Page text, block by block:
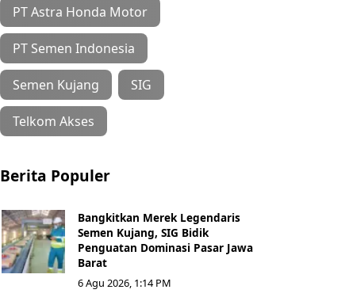
PT Astra Honda Motor
PT Semen Indonesia
Semen Kujang SIG
Telkom Akses
Berita Populer
Bangkitkan Merek Legendaris
Semen Kujang, SIG Bidik
Penguatan Dominasi Pasar Jawa
Barat
6 Agu 2026, 1:14 PM